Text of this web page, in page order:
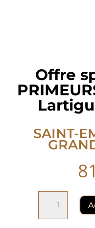
Offre
SAINT-
spéciale
PRIMEURS